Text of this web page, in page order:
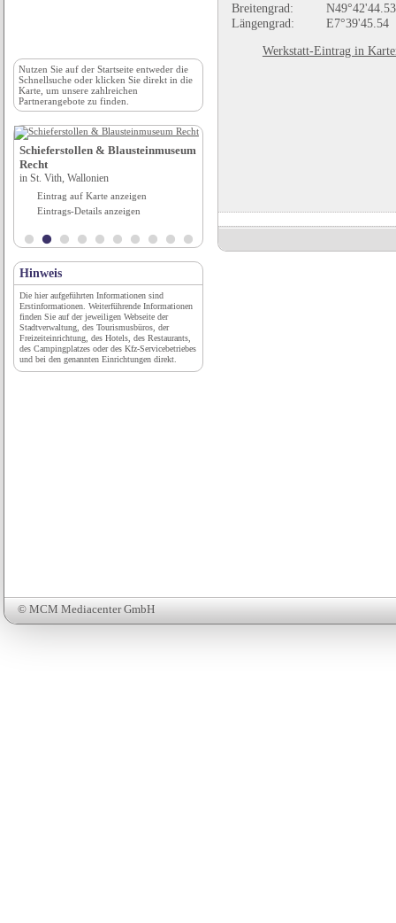
Breitengrad:
N49°42'44.53
Längengrad:
E7°39'45.54
Werkstatt-Eintrag in
© MCM Mediacenter GmbH
Nutzen Sie auf der Startseite entweder die
Schnellsuche oder klicken Sie direkt in die
Karte, um unsere zahlreichen
Partnerangebote zu finden.
Schieferstollen & Blausteinmuseum
Recht
in St. Vith, Wallonien
Eintrag auf Karte anzeigen
Eintrags-Details anzeigen
Hinweis
Die hier aufgeführten Informationen sind
Erstinformationen. Weiterführende Informationen
finden Sie auf der jeweiligen Webseite der
Stadtverwaltung, des Tourismusbüros, der
Freizeiteinrichtung, des Hotels, des Restaurants,
des Campingplatzes oder des Kfz-Servicebetriebes
und bei den genannten Einrichtungen direkt.